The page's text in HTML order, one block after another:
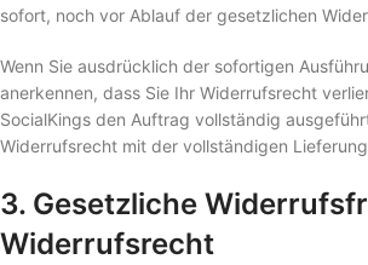
sofort, noch vor Ablauf der gesetzlichen
Wenn Sie ausdrücklich der sofortigen
anerkennen, dass Sie Ihr Widerrufsrecht
SocialKings den Auftrag vollständig
Widerrufsrecht mit der vollständigen
3. Gesetzliche
Widerrufsrecht